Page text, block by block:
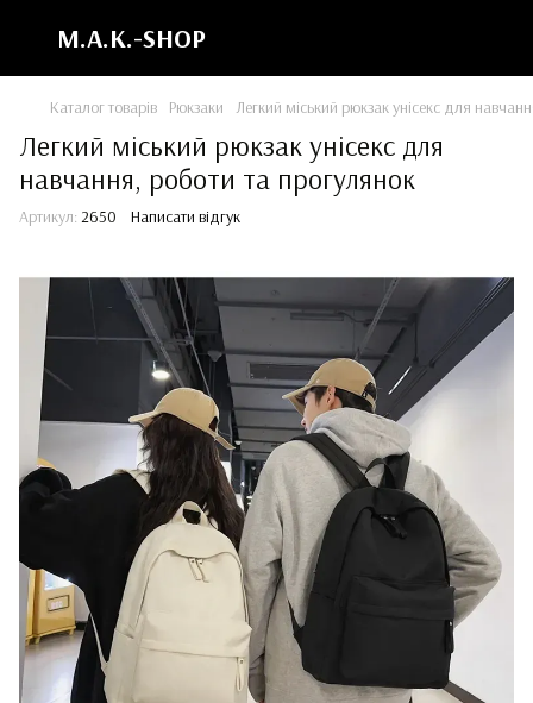
M.A.K.-SHOP
Каталог товарів Рюкзаки Легкий міський рюкзак унісекс для
Легкий міський рюкзак унісекс для
навчання, роботи та прогулянок
Артикул: 2650 Написати відгук